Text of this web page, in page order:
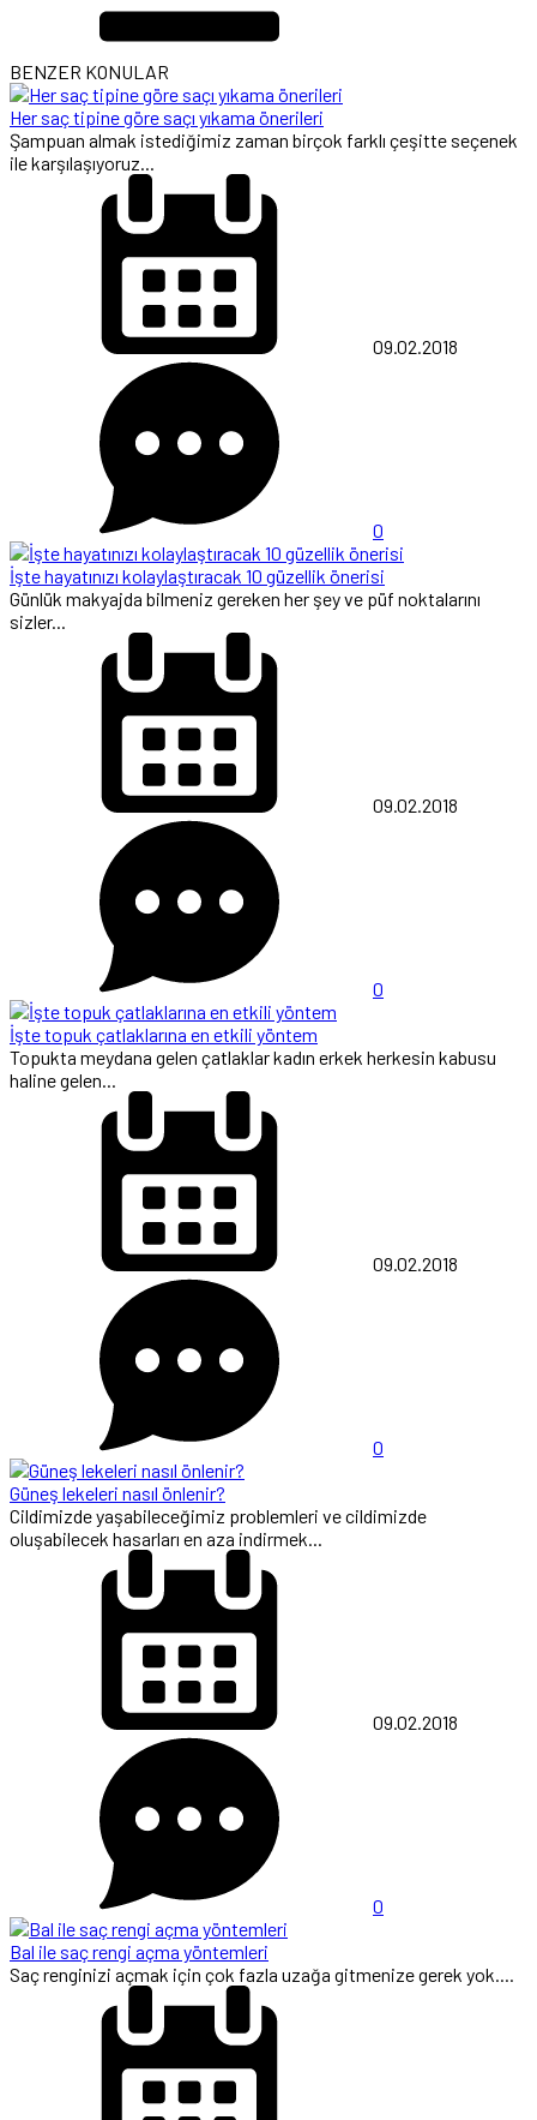
BENZER KONULAR
Her saç tipine göre saçı yıkama önerileri
Şampuan almak istediğimiz zaman birçok farklı çeşitte seçenek
ile karşılaşıyoruz...
09.02.2018
0
İşte hayatınızı kolaylaştıracak 10 güzellik önerisi
Günlük makyajda bilmeniz gereken her şey ve püf noktalarını
sizler...
09.02.2018
0
İşte topuk çatlaklarına en etkili yöntem
Topukta meydana gelen çatlaklar kadın erkek herkesin kabusu
haline gelen...
09.02.2018
0
Güneş lekeleri nasıl önlenir?
Cildimizde yaşabileceğimiz problemleri ve cildimizde
oluşabilecek hasarları en aza indirmek...
09.02.2018
0
Bal ile saç rengi açma yöntemleri
Saç renginizi açmak için çok fazla uzağa gitmenize gerek yok....